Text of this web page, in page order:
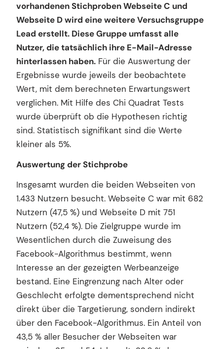
vorhandenen Stichproben Webseite C und
Webseite D wird eine weitere Versuchsgruppe
Lead erstellt. Diese Gruppe umfasst alle
Nutzer, die tatsächlich ihre E-Mail-Adresse
hinterlassen haben. Für die Auswertung der
Ergebnisse wurde jeweils der beobachtete
Wert, mit dem berechneten Erwartungswert
verglichen. Mit Hilfe des Chi Quadrat Tests
wurde überprüft ob die Hypothesen richtig
sind. Statistisch signifikant sind die Werte
kleiner als 5%.
Auswertung der Stichprobe
Insgesamt wurden die beiden Webseiten von
1.433 Nutzern besucht. Webseite C war mit 682
Nutzern (47,5 %) und Webseite D mit 751
Nutzern (52,4 %). Die Zielgruppe wurde im
Wesentlichen durch die Zuweisung des
Facebook-Algorithmus bestimmt, wenn
Interesse an der gezeigten Werbeanzeige
bestand. Eine Eingrenzung nach Alter oder
Geschlecht erfolgte dementsprechend nicht
direkt über die Targetierung, sondern indirekt
über den Facebook-Algorithmus. Ein Anteil von
43,5 % aller Besucher der Webseiten war